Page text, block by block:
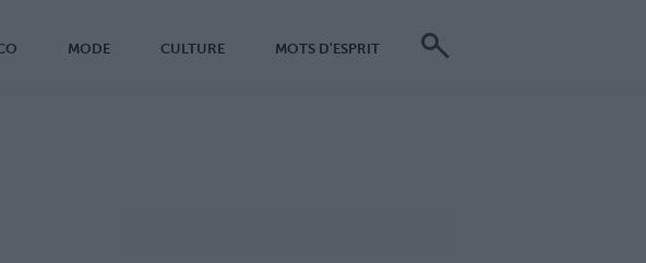
MODE CULTURE MOTS D'ESPRIT